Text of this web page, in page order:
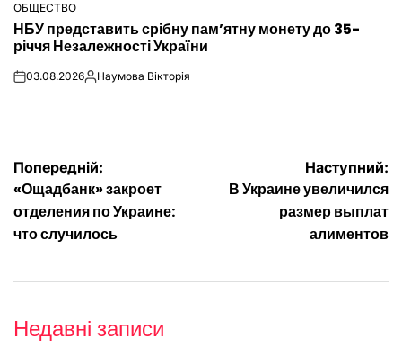
ОПУБЛІКУВАТИ
У
ОБЩЕСТВО
НБУ представить срібну пам’ятну монету до 35-
річчя Незалежності України
on03.08.2026Опубліковано
Наумова Вікторія
Навігація
записів
Попередній:
«Ощадбанк» закроет
отделения по Украине:
что случилось
Наступний:
В Украине увеличился
размер выплат
алиментов
Недавні записи